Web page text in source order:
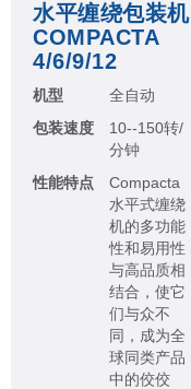
水平缠绕包装机
COMPACTA
4/6/9/12
机型
全自动
包装速度
10--150转/
分钟
性能特点
Compacta
水平式缠绕
机的多功能
性和易用性
与高品质相
结合，使它
们与众不
同，成为全
球同类产品
中的佼佼